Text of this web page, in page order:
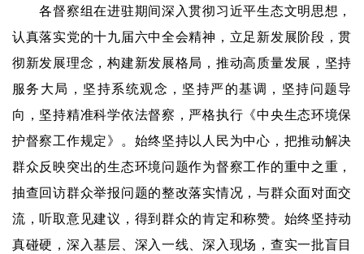
各督察组在进驻期间深入贯彻习近平生态文明思想，
认真落实党的十九届六中全会精神，立足新发展阶段，贯
彻新发展理念，构建新发展格局，推动高质量发展，坚持
服务大局，坚持系统观念，坚持严的基调，坚持问题导
向，坚持精准科学依法督察，严格执行《中央生态环境保
护督察工作规定》。始终坚持以人民为中心，把推动解决
群众反映突出的生态环境问题作为督察工作的重中之重，
抽查回访群众举报问题的整改落实情况，与群众面对面交
流，听取意见建议，得到群众的肯定和称赞。始终坚持动
真碰硬，深入基层、深入一线、深入现场，查实一批盲目